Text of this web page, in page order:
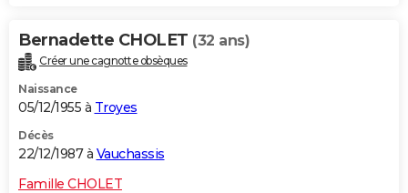
Bernadette CHOLET (32 ans)
Créer une cagnotte obsèques
Naissance
05/12/1955 à Troyes
Décès
22/12/1987 à Vauchassis
Famille CHOLET